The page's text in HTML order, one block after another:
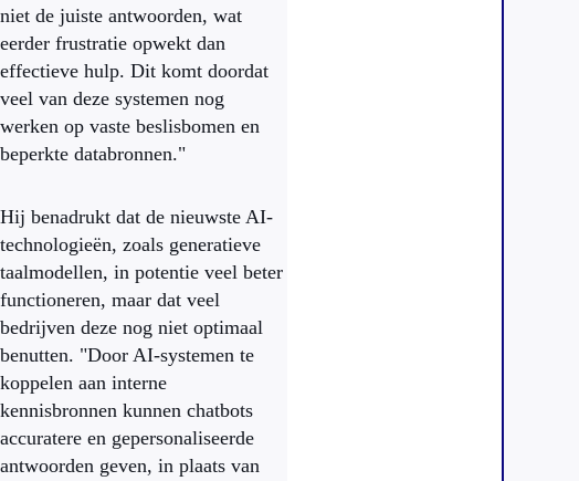
niet de juiste antwoorden, wat
eerder frustratie opwekt dan
effectieve hulp. Dit komt doordat
veel van deze systemen nog
werken op vaste beslisbomen en
beperkte databronnen."
Hij benadrukt dat de nieuwste AI-
technologieën, zoals generatieve
taalmodellen, in potentie veel beter
functioneren, maar dat veel
bedrijven deze nog niet optimaal
benutten. "Door AI-systemen te
koppelen aan interne
kennisbronnen kunnen chatbots
accuratere en gepersonaliseerde
antwoorden geven, in plaats van